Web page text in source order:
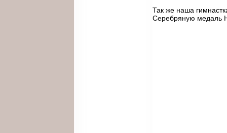
Так же наша
Серебряную медаль